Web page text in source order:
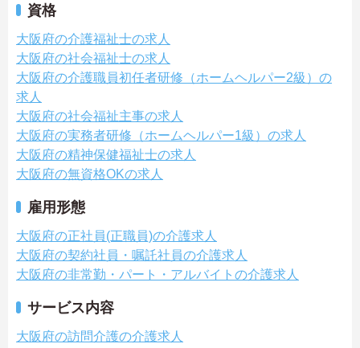
資格
大阪府の介護福祉士の求人
大阪府の社会福祉士の求人
大阪府の介護職員初任者研修（ホームヘルパー2級）の
求人
大阪府の社会福祉主事の求人
大阪府の実務者研修（ホームヘルパー1級）の求人
大阪府の精神保健福祉士の求人
大阪府の無資格OKの求人
雇用形態
大阪府の正社員(正職員)の介護求人
大阪府の契約社員・嘱託社員の介護求人
大阪府の非常勤・パート・アルバイトの介護求人
サービス内容
大阪府の訪問介護の介護求人